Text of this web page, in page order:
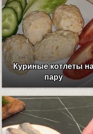
Куриные котлеты
пару